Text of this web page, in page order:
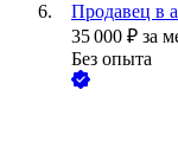
Продавец в
35 000 ₽ за
Без опыта